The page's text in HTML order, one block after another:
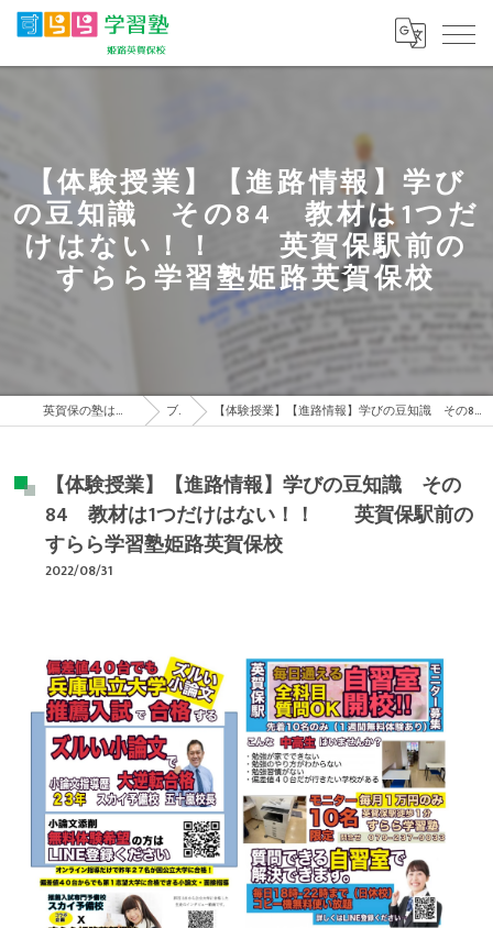
【体験授業】【進路情報】学び
の豆知識 その84 教材は1つだ
けはない！！ 英賀保駅前の
すらら学習塾姫路英賀保校
英賀保の塾はすらら学習塾 姫路英賀保校 ブログ 【体験授業】【進路情報】学びの豆知識 その84 教材は1つだけはない！！ 英賀保駅前のすらら学習塾姫路英賀保校
【体験授業】【進路情報】学びの豆知識 その
84 教材は1つだけはない！！ 英賀保駅前の
すらら学習塾姫路英賀保校
2022/08/31